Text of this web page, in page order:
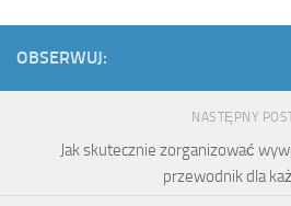
OBSERWUJ:
NASTĘPNY
Jak skutecznie zorganizować
przewodnik dla